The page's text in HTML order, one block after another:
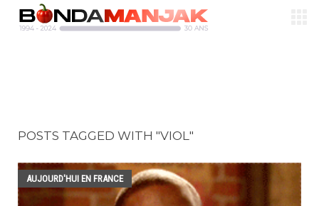
POSTS TAGGED WITH "VIOL"
AUJOURD'HUI EN FRANCE